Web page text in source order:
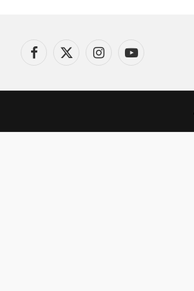
Facebook
X
InstagramYouTube